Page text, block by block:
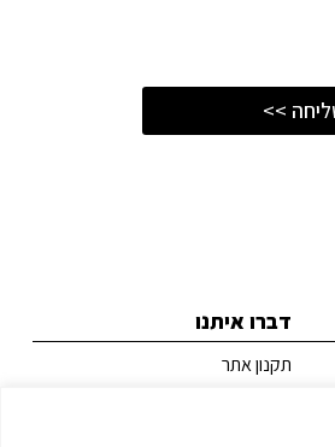
>>
דברו איתנו
תקנון אתר